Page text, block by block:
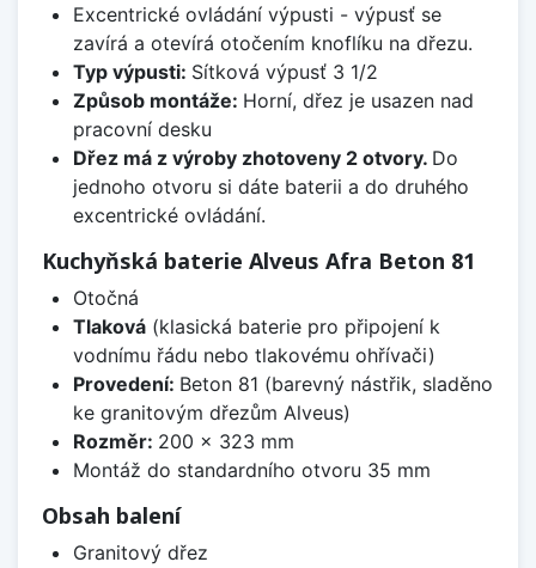
Excentrické ovládání výpusti - výpusť se
zavírá a otevírá otočením knoflíku na dřezu.
Typ výpusti: Sítková výpusť 3 1/2
Způsob montáže: Horní, dřez je usazen nad
pracovní desku
Dřez má z výroby zhotoveny 2 otvory. Do
jednoho otvoru si dáte baterii a do druhého
excentrické ovládání.
Kuchyňská baterie Alveus Afra Beton 81
Otočná
Tlaková(klasická baterie pro připojení k
vodnímu řádu nebo tlakovému ohřívači)
Provedení: Beton 81 (barevný nástřik, sladěno
ke granitovým dřezům Alveus)
Rozměr: 200 x 323 mm
Montáž do standardního otvoru 35 mm
Obsah balení
Granitový dřez